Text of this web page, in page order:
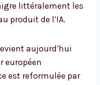
littéralement les
produit de l’IA.
aujourd’hui
européen
est reformulée par